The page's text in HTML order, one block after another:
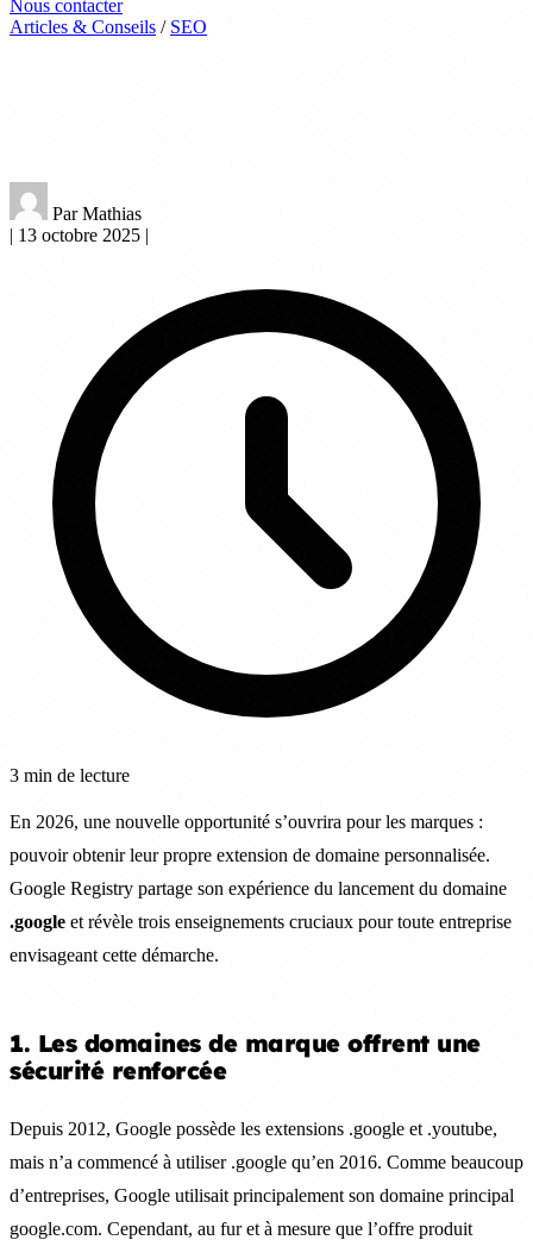
Nous contacter
Articles & Conseils / SEO
Par Mathias
| 13 octobre 2025 |
3 min de lecture
En 2026, une nouvelle opportunité s’ouvrira pour les marques :
pouvoir obtenir leur propre extension de domaine personnalisée.
Google Registry partage son expérience du lancement du domaine
.google et révèle trois enseignements cruciaux pour toute entreprise
envisageant cette démarche.
1. Les domaines de marque offrent une
sécurité renforcée
Depuis 2012, Google possède les extensions .google et .youtube,
mais n’a commencé à utiliser .google qu’en 2016. Comme beaucoup
d’entreprises, Google utilisait principalement son domaine principal
google.com. Cependant, au fur et à mesure que l’offre produit